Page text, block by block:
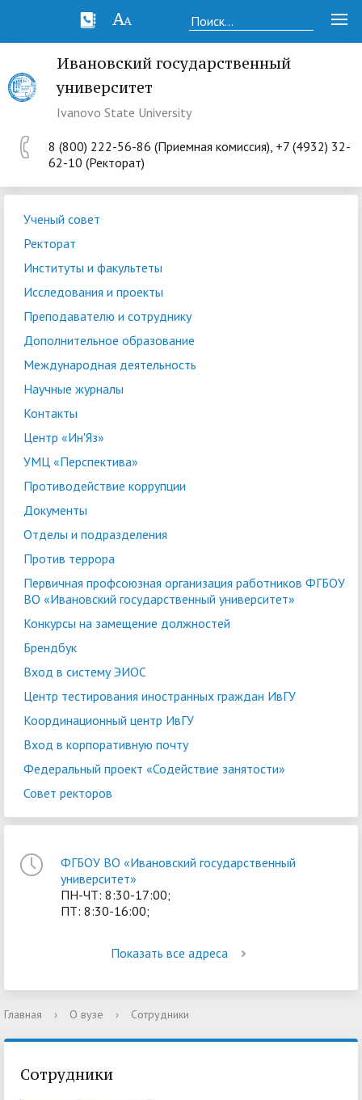
Ивановский государственный
университет
Ivanovo State University
8 (800) 222-56-86 (Приемная комиссия), +7 (4932) 32-
62-10 (Ректорат)
Ученый совет
Ректорат
Институты и факультеты
Исследования и проекты
Преподавателю и сотруднику
Дополнительное образование
Международная деятельность
Научные журналы
Контакты
Центр «Ин'Яз»
УМЦ «Перспектива»
Противодействие коррупции
Документы
Отделы и подразделения
Против террора
Первичная профсоюзная организация работников ФГБОУ
ВО «Ивановский государственный университет»
Конкурсы на замещение должностей
Брендбук
Вход в систему ЭИОС
Центр тестирования иностранных граждан ИвГУ
Координационный центр ИвГУ
Вход в корпоративную почту
Федеральный проект «Содействие занятости»
Совет ректоров
ФГБОУ ВО «Ивановский государственный
университет»
ПН-ЧТ: 8:30-17:00;
ПТ: 8:30-16:00;
Показать все адреса
Главная › О вузе › Сотрудники
Сотрудники